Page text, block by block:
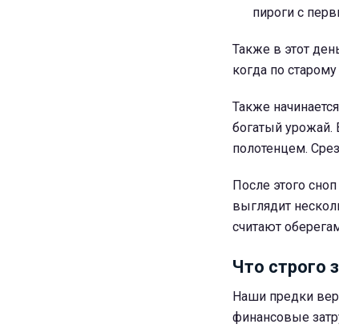
пироги с
Также в этот
когда по
Также
богатый
полотенцем.
После этого
выглядит
считают
Что строго
Наши предки
финансовые